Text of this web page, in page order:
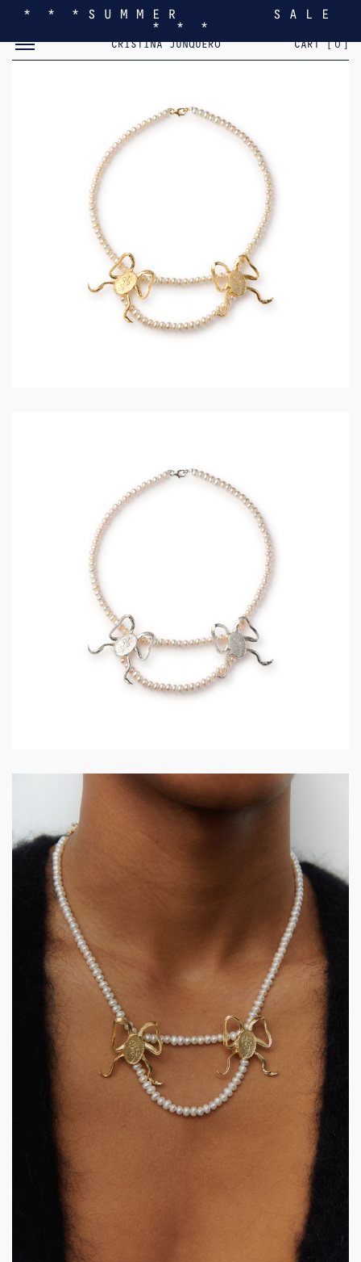
* * * S U M M E R S A L E
* * *
CRISTINA JUNQUERO CART [0]